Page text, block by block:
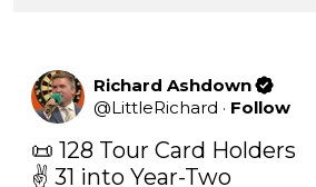
Richard Ashdown
@LittleRichard · Follow
📜 128 Tour Card Holders
✌️ 31 into Year-Two